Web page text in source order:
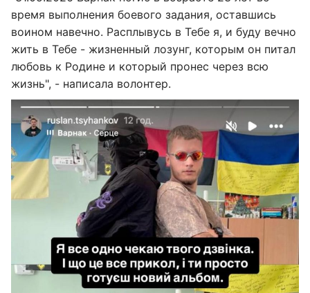
время выполнения боевого задания, оставшись
воином навечно. Расплывусь в Тебе я, и буду вечно
жить в Тебе - жизненный лозунг, которым он питал
любовь к Родине и который пронес через всю
жизнь", - написала волонтер.